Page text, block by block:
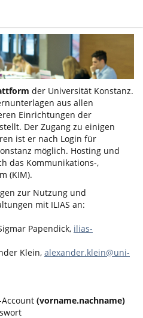
der Universität Konstanz.
aus allen
Einrichtungen der
Der Zugang zu einigen
ist er nach Login für
möglich. Hosting und
das Kommunikations-,
(KIM).
zur Nutzung und
mit ILIAS an:
Papendick, ilias-
Klein, alexander.klein@uni-
(vorname.nachname)